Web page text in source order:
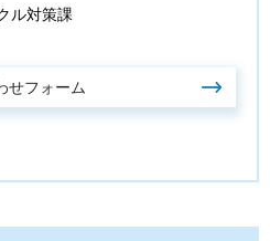
ル対策課